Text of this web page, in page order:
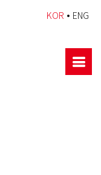
KOR • ENG